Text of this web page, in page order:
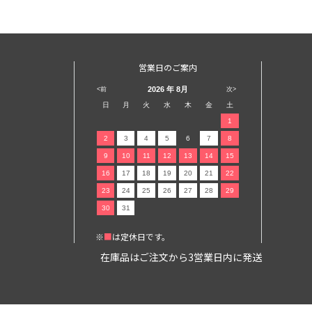
営業日のご案内
<前 次>
2026 年 8月
日 月 火 水 木 金 土
1
2 3 4 5 6 7 8
9 10 11 12 13 14 15
16 17 18 19 20 21 22
23 24 25 26 27 28 29
30 31
※■は定休日です。
在庫品はご注文から3営業日内に発送